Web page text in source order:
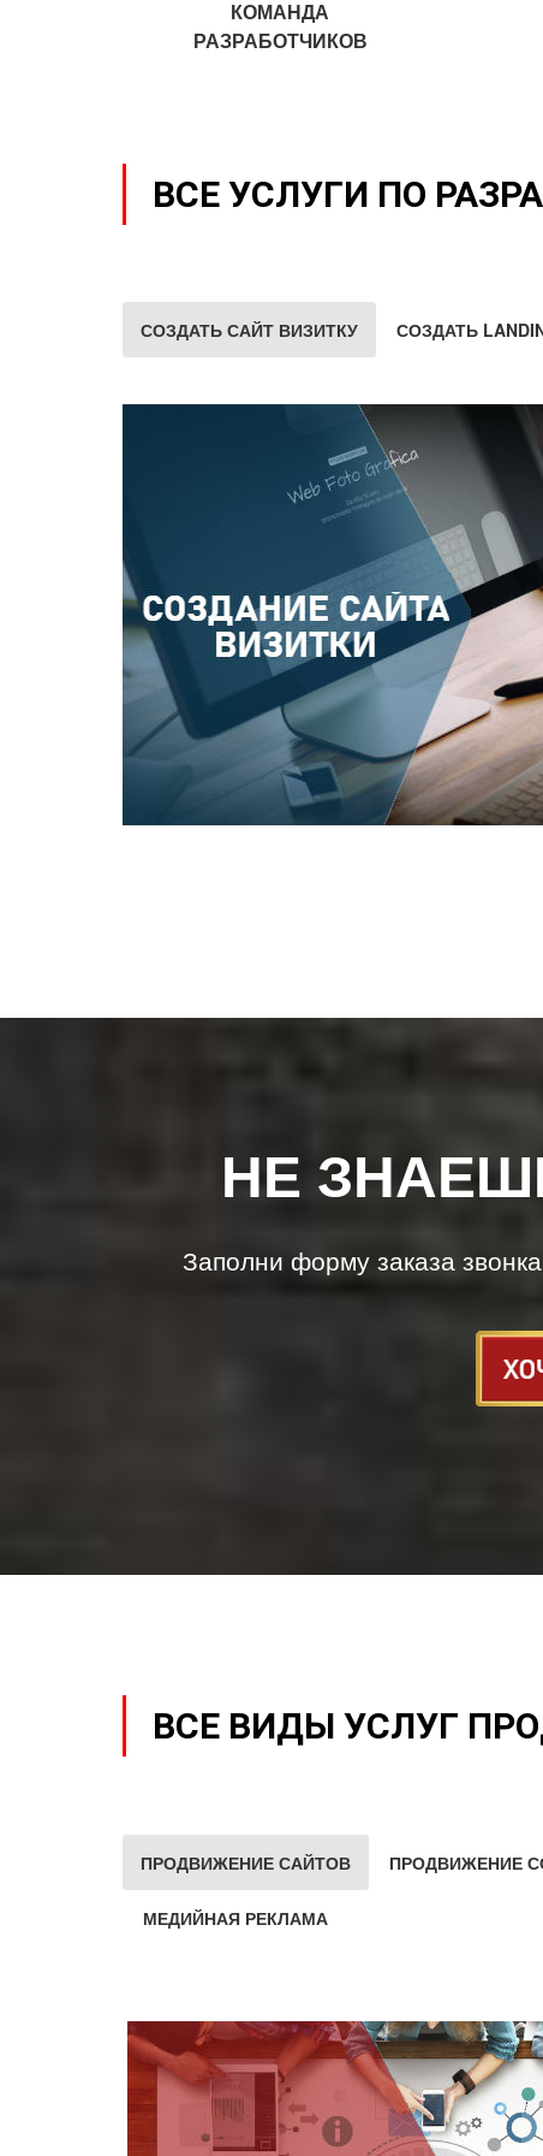
КОМАНДА
РАЗРАБОТЧИКОВ
ВСЕ УСЛУГИ ПО
СОЗДАТЬ САЙТ ВИЗИТКУ СОЗДАТЬ
НЕ
Заполни форму заказа
ВСЕ ВИДЫ УСЛУГ
ПРОДВИЖЕНИЕ САЙТОВ ПРОДВИЖЕНИЕ
МЕДИЙНАЯ РЕКЛАМА